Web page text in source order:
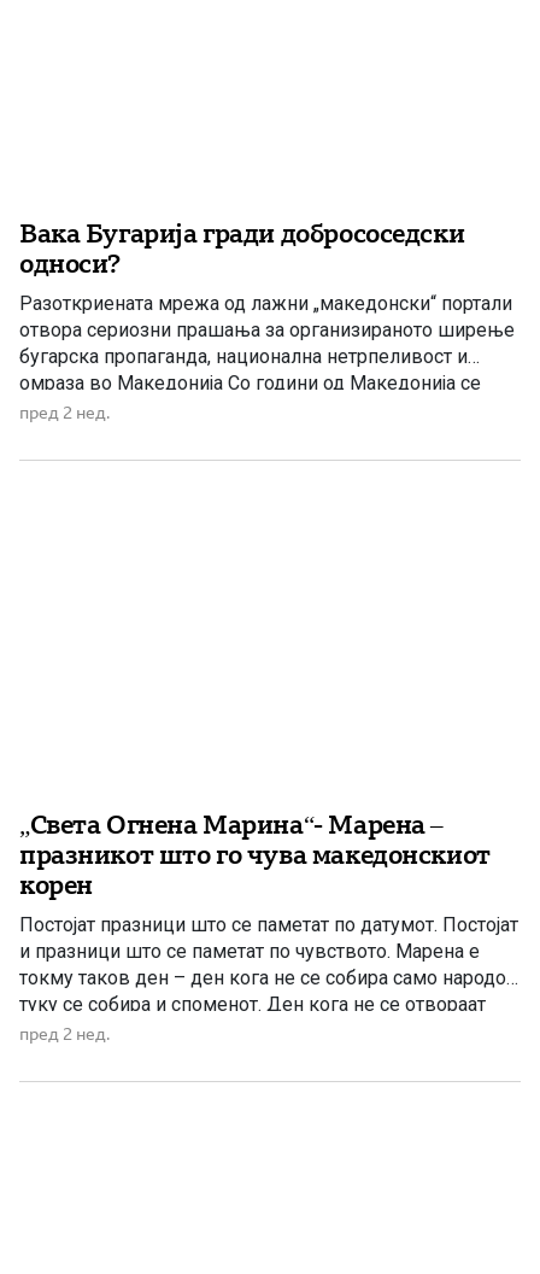
Вака Бугарија гради добрососедски
односи?
Разоткриената мрежа од лажни „македонски“ портали
отвора сериозни прашања за организираното ширење
бугарска пропаганда, национална нетрпеливост и
омраза во Македонија Со години од Македонија се
бара да докажува дека сака добрососедство. Се
декларации, уставни измени и постојани уверувања
пред 2 нед.
„Света Огнена Марина“- Марена –
празникот што го чува македонскиот
корен
Постојат празници што се паметат по датумот. Постојат
и празници што се паметат по чувството. Марена е
токму таков ден – ден кога не се собира само народот,
туку се собира и споменот. Ден кога не се отвораат
само црковните порти, туку и срцата на луѓето. Во
обичаи, […]
пред 2 нед.